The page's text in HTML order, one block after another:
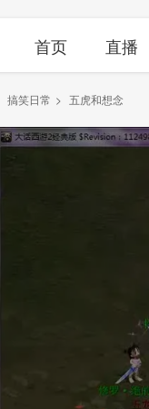
首页 直播
搞笑日常 > 五虎和想念